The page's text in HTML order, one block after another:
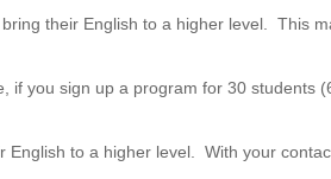
their English to a higher level. This
you sign up a program for 30 students
to a higher level. With your